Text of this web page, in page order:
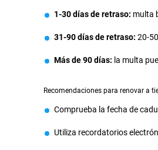
1-30 días de retraso: multa
31-90 días de retraso: 20-
Más de 90 días: la multa
Recomendaciones para renovar a
Comprueba la fecha de
Utiliza recordatorios